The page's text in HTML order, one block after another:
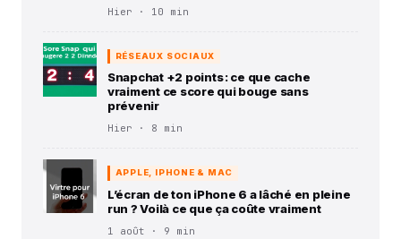
Hier · 10 min
RÉSEAUX SOCIAUX
Snapchat +2 points : ce que cache
vraiment ce score qui bouge sans
prévenir
Hier · 8 min
APPLE, IPHONE & MAC
L’écran de ton iPhone 6 a lâché en pleine
run ? Voilà ce que ça coûte vraiment
1 août · 9 min